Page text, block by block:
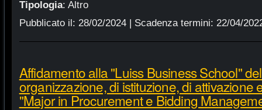
Tipologia: Altro
Pubblicato il: 28/02/2024| Scadenza termini: 22/04/
Affidamento alla "Luiss Business School"
organizzazione, di istituzione, di attivazione
"Major in Procurement e Bidding